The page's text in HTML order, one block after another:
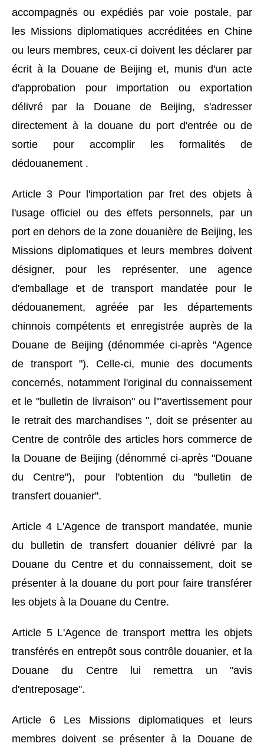
accompagnés ou expédiés par voie postale, par
les Missions diplomatiques accréditées en Chine
ou leurs membres, ceux-ci doivent les déclarer par
écrit à la Douane de Beijing et, munis d'un acte
d'approbation pour importation ou exportation
délivré par la Douane de Beijing, s'adresser
directement à la douane du port d'entrée ou de
sortie pour accomplir les formalités de
dédouanement .
Article 3 Pour l'importation par fret des objets à
l'usage officiel ou des effets personnels, par un
port en dehors de la zone douanière de Beijing, les
Missions diplomatiques et leurs membres doivent
désigner, pour les représenter, une agence
d'emballage et de transport mandatée pour le
dédouanement, agréée par les départements
chinnois compétents et enregistrée auprès de la
Douane de Beijing (dénommée ci-après "Agence
de transport "). Celle-ci, munie des documents
concernés, notamment l'original du connaissement
et le "bulletin de livraison" ou l'"avertissement pour
le retrait des marchandises ", doit se présenter au
Centre de contrôle des articles hors commerce de
la Douane de Beijing (dénommé ci-après "Douane
du Centre"), pour l'obtention du "bulletin de
transfert douanier".
Article 4 L'Agence de transport mandatée, munie
du bulletin de transfert douanier délivré par la
Douane du Centre et du connaissement, doit se
présenter à la douane du port pour faire transférer
les objets à la Douane du Centre.
Article 5 L'Agence de transport mettra les objets
transférés en entrepôt sous contrôle douanier, et la
Douane du Centre lui remettra un "avis
d'entreposage".
Article 6 Les Missions diplomatiques et leurs
membres doivent se présenter à la Douane de